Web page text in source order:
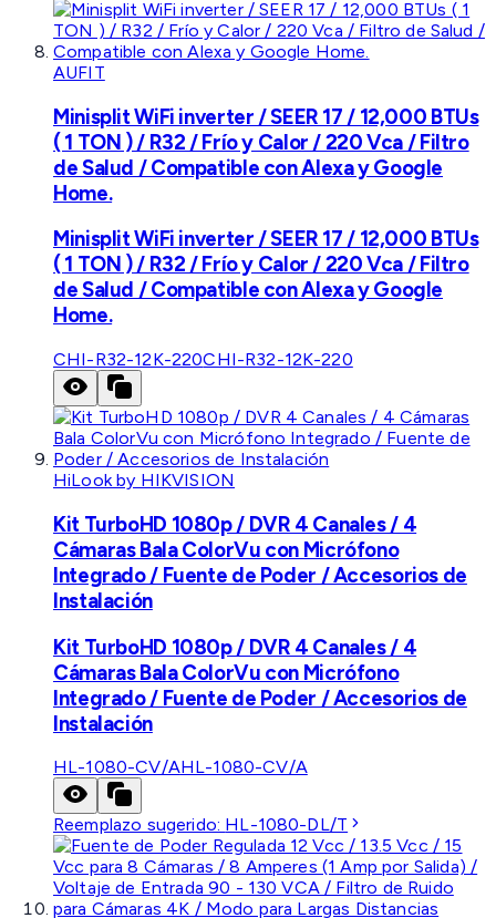
AUFIT
Minisplit WiFi inverter / SEER 17 / 12,000 BTUs
( 1 TON ) / R32 / Frío y Calor / 220 Vca / Filtro
de Salud / Compatible con Alexa y Google
Home.
Minisplit WiFi inverter / SEER 17 / 12,000 BTUs
( 1 TON ) / R32 / Frío y Calor / 220 Vca / Filtro
de Salud / Compatible con Alexa y Google
Home.
CHI-R32-12K-220CHI-R32-12K-220
HiLook by HIKVISION
Kit TurboHD 1080p / DVR 4 Canales / 4
Cámaras Bala ColorVu con Micrófono
Integrado / Fuente de Poder / Accesorios de
Instalación
Kit TurboHD 1080p / DVR 4 Canales / 4
Cámaras Bala ColorVu con Micrófono
Integrado / Fuente de Poder / Accesorios de
Instalación
HL-1080-CV/AHL-1080-CV/A
Reemplazo sugerido: HL-1080-DL/T